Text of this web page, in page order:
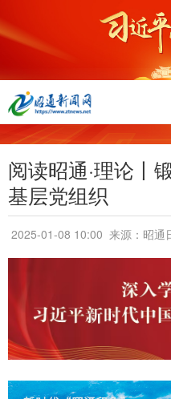
阅读昭通·理论丨
基层党组织
2025-01-08 10:00 来源：昭通